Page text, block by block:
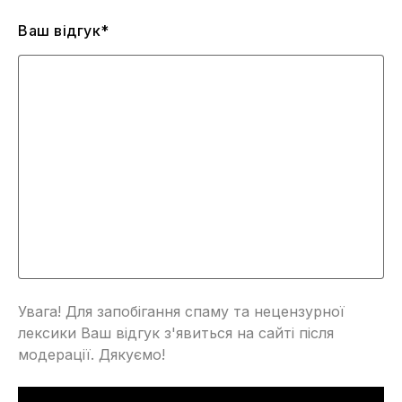
досягається максимальна амортизація при кожному
одного з численних виступів підошви (укріплених
накладками із міцної гуми) через повітряні балони до
стопи та назад. Таким чином навантаження ідеально
розподіляється завдяки великій кількості незалежних
Ваш відгук*
Увага! Для запобігання спаму та нецензурної
лексики Ваш відгук з'явиться на сайті після
модерації. Дякуємо!